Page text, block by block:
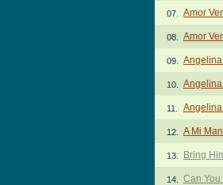
07. Amor
08. Amor
09.
10.
11.
12. A Mi
13. Bring
14. Can You